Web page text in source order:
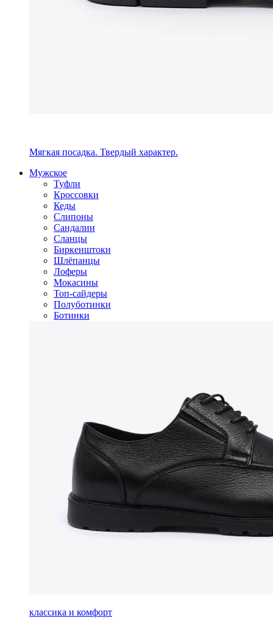
Мягкая посадка. Твердый характер.
Мужское
Туфли
Кроссовки
Кеды
Слипоны
Сандалии
Сланцы
Биркенштоки
Шлёпанцы
Лоферы
Мокасины
Топ-сайдеры
Полуботинки
Ботинки
классика и комфорт